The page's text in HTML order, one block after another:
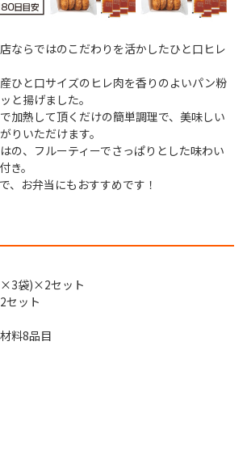
ならではのこだわりを活かしたひと口ヒレ
ひと口サイズのヒレ肉を香りのよいパン粉
と揚げました。
加熱して頂くだけの簡単調理で、美味しい
りいただけます。
の、フルーティーでさっぱりとした味わい
き。
、お弁当にもおすすめです！
袋)×2セット
ット
料8品目